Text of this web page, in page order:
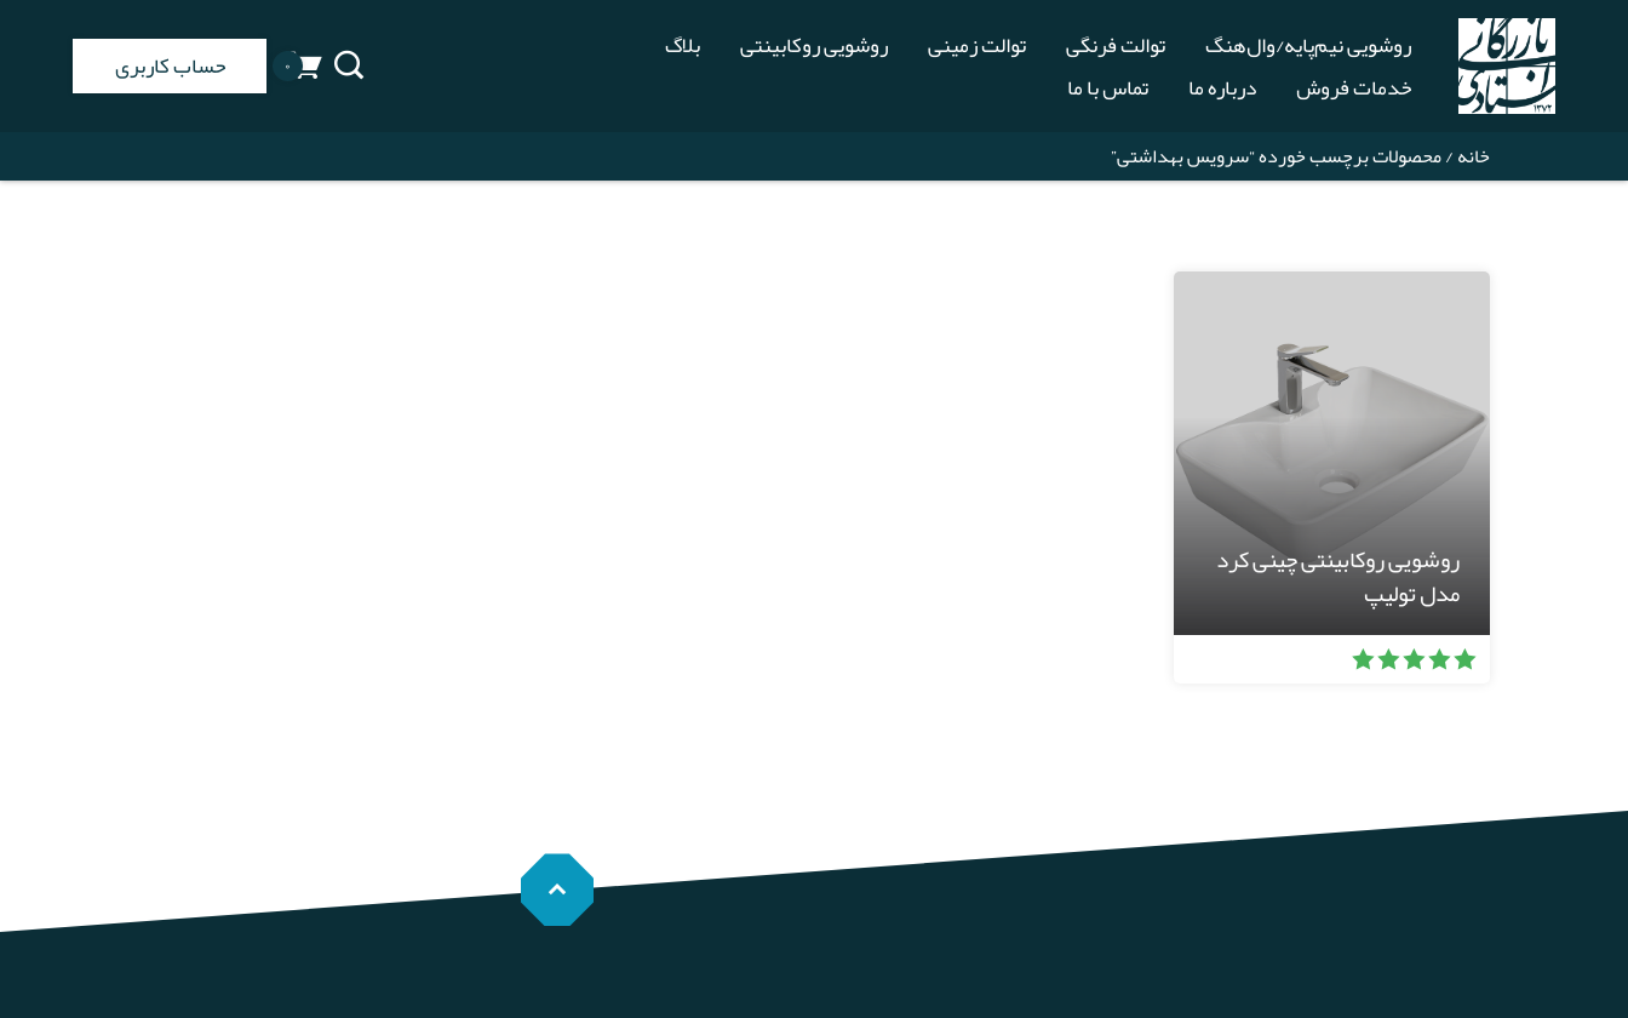
روشویی نیم‌پایه/وال‌هنگ توالت فرنگی توالت زمینی روشویی روکابینتی
بلاگ
خدمات فروش
درباره ما تماس با ما
۰ حساب کاربری
خانه/ محصولات برچسب خورده “سرویس بهداشتی”
روشویی روکابینتی چینی کرد
مدل تولیپ